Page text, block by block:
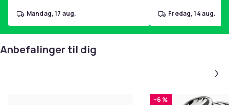
mandag, 17 aug. fredag, 14 aug.
Anbefalinger til dig
-6 %